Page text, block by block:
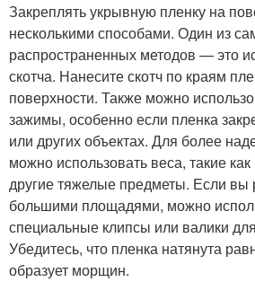
Закреплять укрывную пленку на
несколькими способами. Один из
распространенных методов — это
скотча. Нанесите скотч по краям
поверхности. Также можно
зажимы, особенно если пленка
или других объектах. Для более
можно использовать веса, такие
другие тяжелые предметы. Если вы
большими площадями, можно
специальные клипсы или валики
Убедитесь, что пленка натянута
образует морщин.